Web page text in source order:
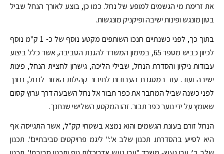
את זרימת מי הגשמים למופע של נחל. כמו כן, בוצע לאורך הנחל שביל
בטון מונגש ופינות ישיבה ופיקניק מונגשות.
בתוך כך, לפני כשנתיים חנכו השותפים מקטע נוסף של כ- 1 ק"מ נוסף
לכיוון כביש מספר 65, במימון המשרד להגנת הסביבה, אשר כלל ביצוע
עבודות ניקיון והסדרת הנחל, שבילי הליכה, גישרון לחציית הנחל, פינות
ישיבה ועוד. עוד במסגרת העבודות לחיבור קהילות האזור לנחל, נחנך
לפני כשנה שביל המחבר את כפר תבור אל נחל השבעה דרך ערוץ קסום
שאומץ על ידי נוער כפר תבור. זהו המקטע השלישי שנחנך.
הנחל זורם בעונת הגשמים והוא נמצא בשטחי קק"ל, אשר התגייסה אף
היא לסייע בהסדרתו. תכנון שלב א':" ליגמ פרויקטים סביבתיים". תכנון